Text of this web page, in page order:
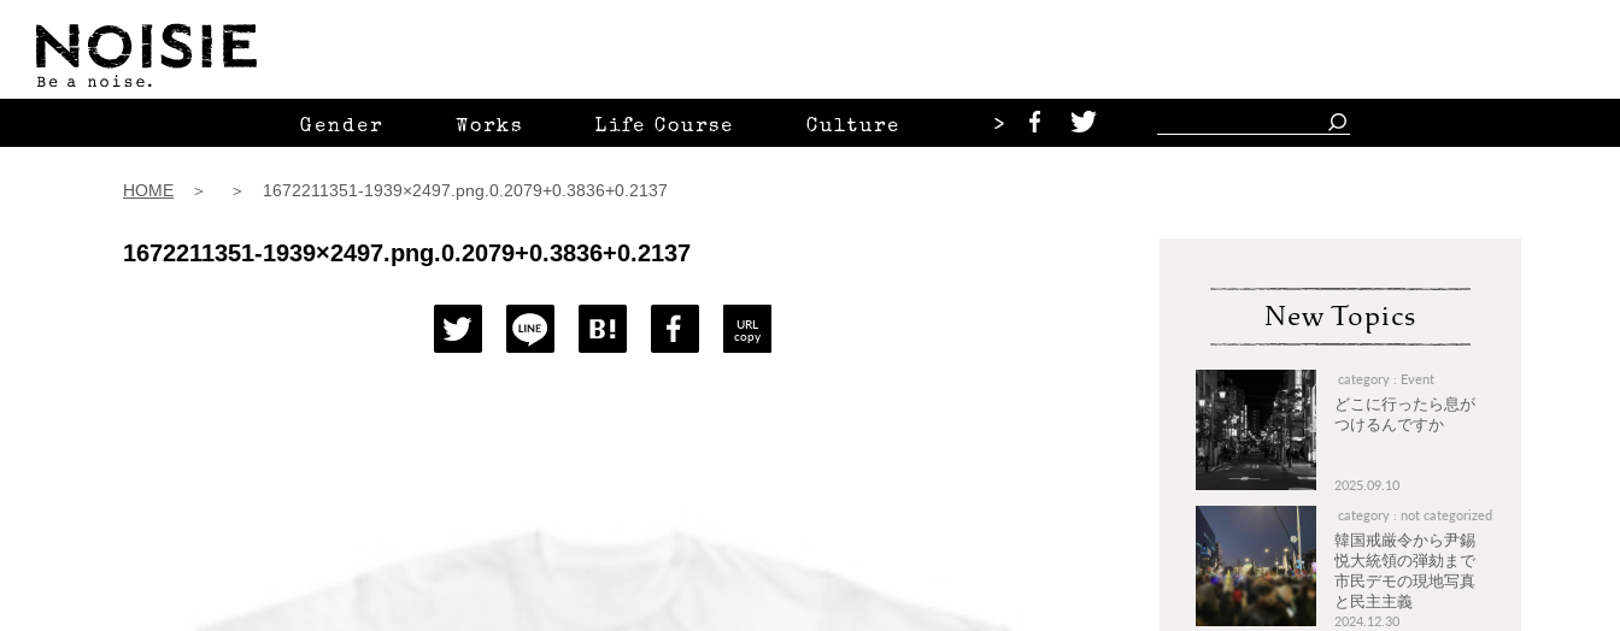
Gender Works Life Course Culture Looks
>
HOME ＞ ＞ 1672211351-1939×2497.png.0.2079+0.3836+0.2137
1672211351-1939×2497.png.0.2079+0.3836+0.2137
URL
copy
New Topics
category : Event
どこに行ったら息が
つけるんですか
2025.09.10
category : not categorized
韓国戒厳令から尹錫
悦大統領の弾劾まで
市民デモの現地写真
と民主主義
2024.12.30